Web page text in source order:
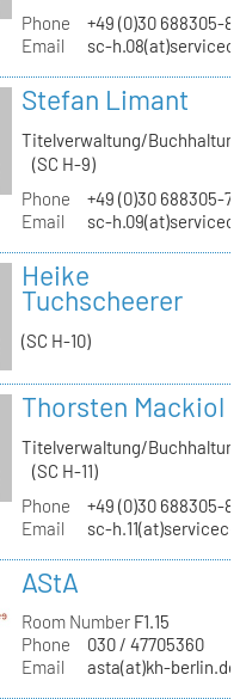
Phone
+49 (0)30 688305-
Email
sc-
Stefan Limant
Titelverwaltung/
(SC H-9)
Phone
+49 (0)30 688305-
Email
sc-
Heike
Tuchscheerer
(SC H-10)
Thorsten Mackiol
Titelverwaltung/
(SC H-11)
Phone
+49 (0)30 688305-
Email
sc-
AStA
Room NumberF1.15
Phone
030 / 47705360
Email
asta(at)kh-berlin.de